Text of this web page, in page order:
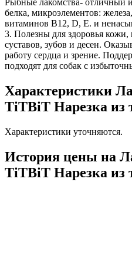
Рыбные лакомства- отличный
белка, микроэлементов:
витаминов В12, D, Е. и
3. Полезны для здоровья кожи,
суставов, зубов и десен.
работу сердца и зрение.
подходят для собак с
Характеристики
TiTBiT Нарезка из
Характеристики уточняются.
История цены на
TiTBiT Нарезка из